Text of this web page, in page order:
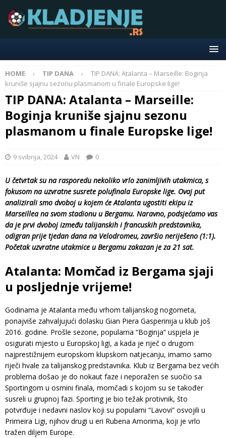
HOME TIP DANA
TIP DANA: Atalanta – Marseille: Boginja
kruniše sjajnu sezonu plasmanom u finale Europske lige!
TIP DANA: Atalanta – Marseille:
Boginja kruniše sjajnu sezonu
plasmanom u finale Europske lige!
9 svibnja, 2024 VN 0
U četvrtak su na rasporedu nekoliko vrlo zanimljivih utakmica, s
fokusom na uzvratne susrete polufinala Europske lige. Ovaj put
analizirali smo dvoboj u kojem će Atalanta ugostiti ekipu iz
Marseillea na svom stadionu u Bergamu. Naravno, podsjećamo vas
da je prvi dvoboj između talijanskih i francuskih predstavnika,
odigran prije tjedan dana na Velodromeu, završio neriješeno (1:1).
Početak uzvratne utakmice u Bergamu zakazan je za 21 sat.
Atalanta: Momčad iz Bergama sjaji
u posljednje vrijeme!
Godinama je Atalanta među vrhom talijanskog nogometa,
ponajviše zahvaljujući dolasku Gian Piera Gasperinija u klub još
2016. godine. Prošle sezone, popularna “Boginja” uspjela je
osigurati mjesto u Europskoj ligi, a kada je riječ o drugom
najprestižnijem europskom klupskom natjecanju, imamo samo
riječi hvale za talijanskog predstavnika. Klub iz Bergama bez većih
problema došao je do nokaut faze i neporažen se suočio sa
Sportingom u osmini finala, momčadi s kojom su se također
susreli u grupnoj fazi. Sporting je bio težak protivnik, što
potvrđuje i nedavni naslov koji su popularni “Lavovi” osvojili u
Primeira Ligi, njihov drugi u eri Rubena Amorima, koji je vrlo
tražen diljem Europe.